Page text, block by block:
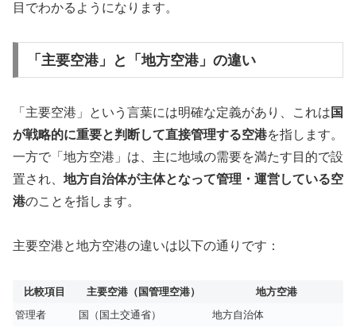
目でわかるようになります。
「主要空港」と「地方空港」の違い
「主要空港」という言葉には明確な定義があり、これは 国
が戦略的に重要と判断して直接管理する空港を指します。
一方で「地方空港」は、主に地域の需要を満たす目的で設
置され、 地方自治体が主体となって管理・運営している空
港のことを指します。
主要空港と地方空港の違いは以下の通りです：
比較項目 主要空港（国管理空港）
地方空港
管理者
国（国土交通省）
地方自治体